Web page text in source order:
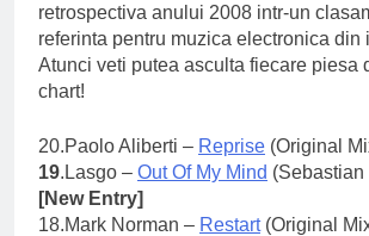
retrospectiva anului 2008 intr-un
referinta pentru muzica electronica din
Atunci veti putea asculta fiecare piesa
chart!
20.Paolo Aliberti – Reprise (Original
19.Lasgo – Out Of My Mind
[New Entry]
18.Mark Norman – Restart(Original